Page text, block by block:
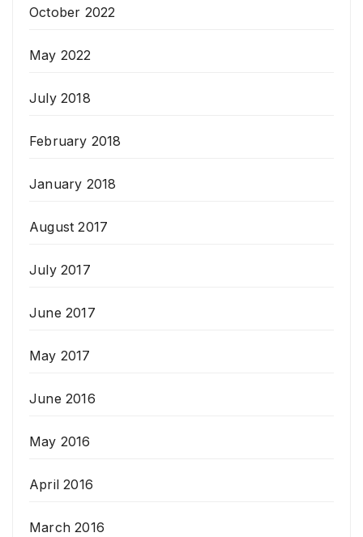
October 2022
May 2022
July 2018
February 2018
January 2018
August 2017
July 2017
June 2017
May 2017
June 2016
May 2016
April 2016
March 2016